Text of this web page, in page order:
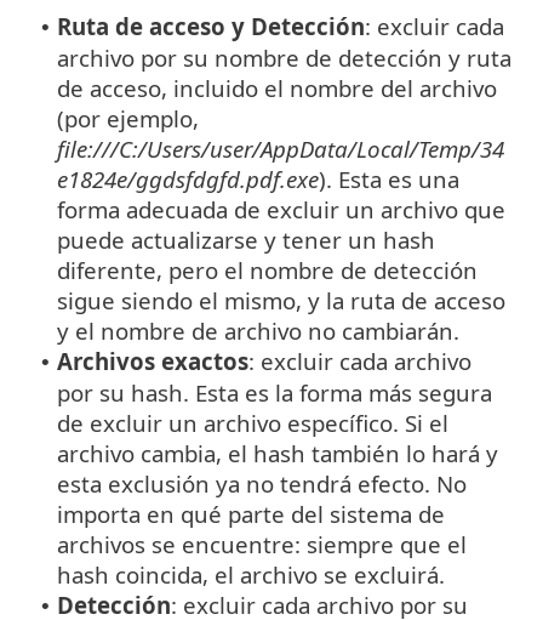
• Ruta de acceso y Detección: excluir cada
archivo por su nombre de detección y ruta
de acceso, incluido el nombre del archivo
(por ejemplo,
file:///C:/Users/user/AppData/Local/Temp/34
e1824e/ggdsfdgfd.pdf.exe). Esta es una
forma adecuada de excluir un archivo que
puede actualizarse y tener un hash
diferente, pero el nombre de detección
sigue siendo el mismo, y la ruta de acceso
y el nombre de archivo no cambiarán.
• Archivos exactos: excluir cada archivo
por su hash. Esta es la forma más segura
de excluir un archivo específico. Si el
archivo cambia, el hash también lo hará y
esta exclusión ya no tendrá efecto. No
importa en qué parte del sistema de
archivos se encuentre: siempre que el
hash coincida, el archivo se excluirá.
• Detección: excluir cada archivo por su